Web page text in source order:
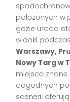
położonych w
gdzie uroda
widoki
Warszawy,
Nowy Targ w
miejsca znane
dogodnych
scenerii